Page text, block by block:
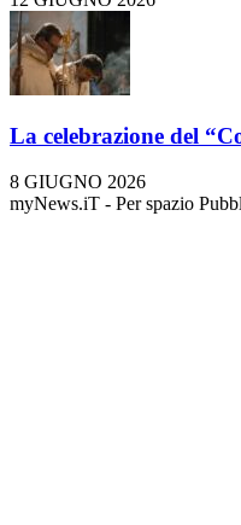
La celebrazione del
8 GIUGNO 2026
myNews.iT - Per spazio